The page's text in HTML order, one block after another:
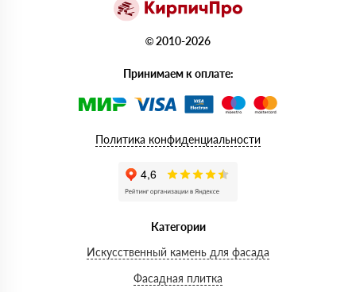
© 2010-2026
Принимаем к оплате:
Политика конфиденциальности
Категории
Искусственный камень для фасада
Фасадная плитка